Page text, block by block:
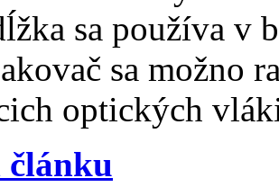
sa používa v
sa možno
optických